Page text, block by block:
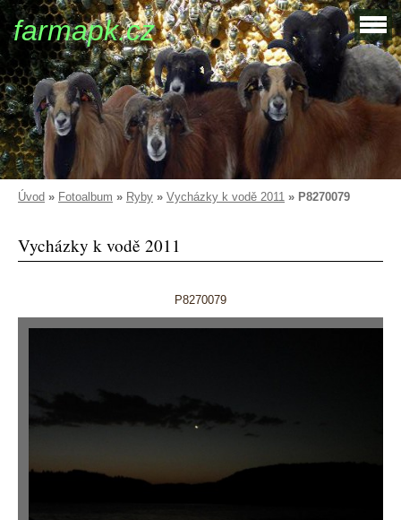
farmapk.cz
Úvod » Fotoalbum » Ryby » Vycházky k vodě 2011 » P8270079
Vycházky k vodě 2011
P8270079